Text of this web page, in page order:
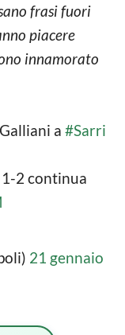
frasi fuori
piacere
innamorato
a #Sarri
1-2 continua
21 gennaio